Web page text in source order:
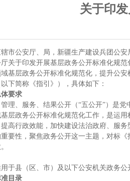
关于印
市公安厅、局，新疆生产建设兵团公安
关于印发开展基层政务公开标准化规
基层政务公开标准化规范化，提升公
下简称《指引》），具体如下：
要求
理、服务、结果公开（“五公开”）是
层政务公开标准化规范化工作，是运
高行政效能，加快建设法治政府、服
要性，聚焦政务公开这一主题，对标
于县（区、市）及以下公安机关政务
目录